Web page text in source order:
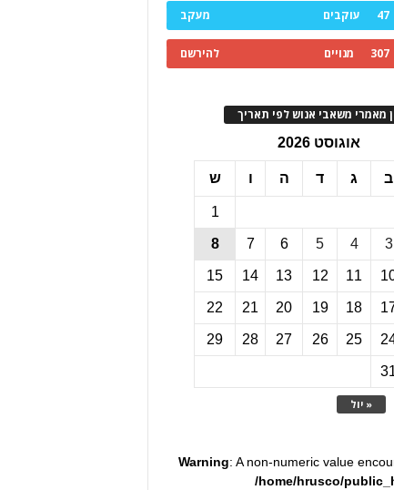
47 עוקבים מעקב
307 מנויים להירשם
מאמרי משאבי אנוש לפי תאריך
אוגוסט 2026
ב ג ד ה ו ש
« יול
1
3
4
5
6
7
8
11
12
13
14
15
18
19
20
21
22
25
26
27
28
29
Warning: A non-numeric value
/home/hrusco/